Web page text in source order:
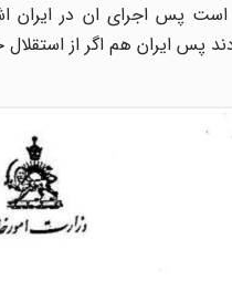
پس اجرای ان در ایران
پس ایران هم اگر از